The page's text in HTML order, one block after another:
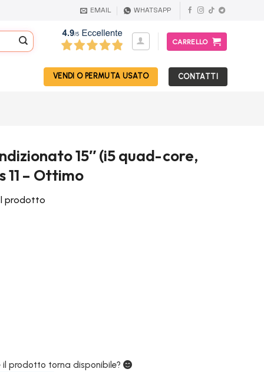
EMAIL WHATSAPP
CARRELLO
VENDI O PERMUTA USATO CONTATTI
15″ (i5 quad-core,
11 – Ottimo
prodotto
il prodotto torna disponibile?